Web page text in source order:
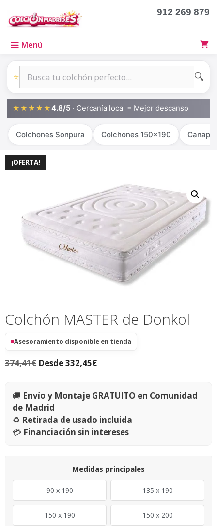
912 269 879
Menú
⭐ 🔍
★★★★★4.8/5 · Cercanía local = Mejor descanso
Colchones Sonpura Colchones 150x190
¡OFERTA!
Colchón MASTER de Donkol
Asesoramiento disponible en tienda
374,41€ Desde332,45€
🚚 Envío y Montaje GRATUITO en Comunidad
de Madrid
♻️ Retirada de usado incluida
💳 Financiación sin intereses
Medidas principales
90 x 190 135 x 190
150 x 190 150 x 200